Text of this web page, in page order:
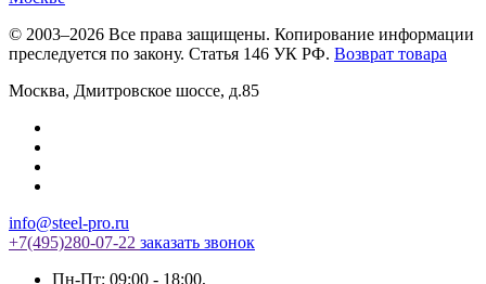
© 2003–2026 Все права защищены. Копирование информации
преследуется по закону. Статья 146 УК РФ. Возврат товара
Москва, Дмитровское шоссе, д.85
info@steel-pro.ru
+7(495)280-07-22 заказать звонок
Пн-Пт: 09:00 - 18:00,